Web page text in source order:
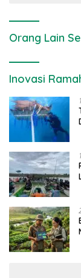
Orang Lain
Inovasi